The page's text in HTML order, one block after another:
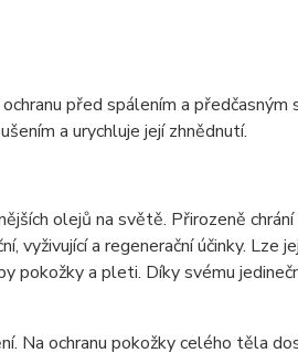
před spálením a předčasným
a urychluje její zhnědnutí.
olejů na světě. Přirozeně
vyživující a regenerační účinky. Lze
pokožky a pleti. Díky svému
Na ochranu pokožky celého těla